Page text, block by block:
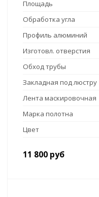
Площадь
Обработка угла
Профиль алюминий
Изготовл. отверстия
Обход трубы
Закладная под люстру
Лента маскировочная
Марка полотна
Цвет
11 800 руб